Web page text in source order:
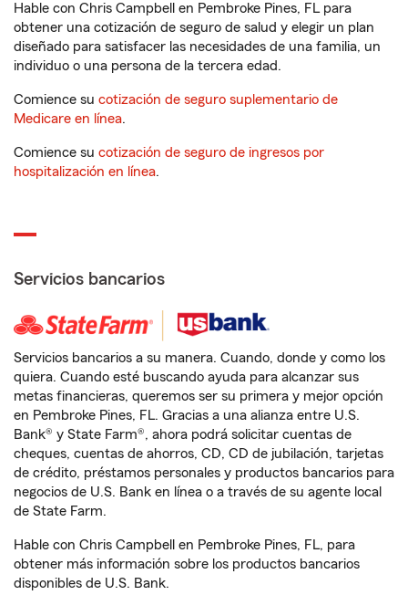
Hable con Chris Campbell en Pembroke Pines, FL para
obtener una cotización de seguro de salud y elegir un plan
diseñado para satisfacer las necesidades de una familia, un
individuo o una persona de la tercera edad.
Comience su cotización de seguro suplementario de
Medicare en línea.
Comience su cotización de seguro de ingresos por
hospitalización en línea.
Servicios bancarios
Servicios bancarios a su manera. Cuando, donde y como los
quiera. Cuando esté buscando ayuda para alcanzar sus
metas financieras, queremos ser su primera y mejor opción
en Pembroke Pines, FL. Gracias a una alianza entre U.S.
Bank® y State Farm®, ahora podrá solicitar cuentas de
cheques, cuentas de ahorros, CD, CD de jubilación, tarjetas
de crédito, préstamos personales y productos bancarios para
negocios de U.S. Bank en línea o a través de su agente local
de State Farm.
Hable con Chris Campbell en Pembroke Pines, FL, para
obtener más información sobre los productos bancarios
disponibles de U.S. Bank.